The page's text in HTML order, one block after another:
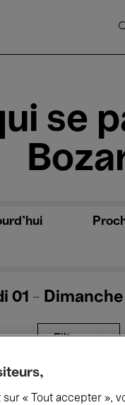
se
01 -
Filtres
sur « Tout accepter »,